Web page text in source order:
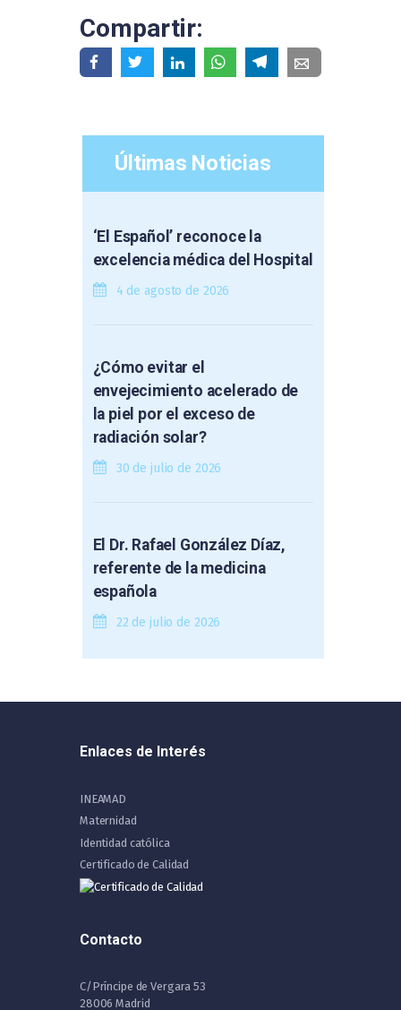
Compartir:
Últimas Noticias
‘El Español’ reconoce la
excelencia médica del Hospital
4 de agosto de 2026
¿Cómo evitar el
envejecimiento acelerado de
la piel por el exceso de
radiación solar?
30 de julio de 2026
El Dr. Rafael González Díaz,
referente de la medicina
española
22 de julio de 2026
Enlaces de Interés
INEAMAD
Maternidad
Identidad católica
Certificado de Calidad
Contacto
C/Príncipe de Vergara 53
28006 Madrid